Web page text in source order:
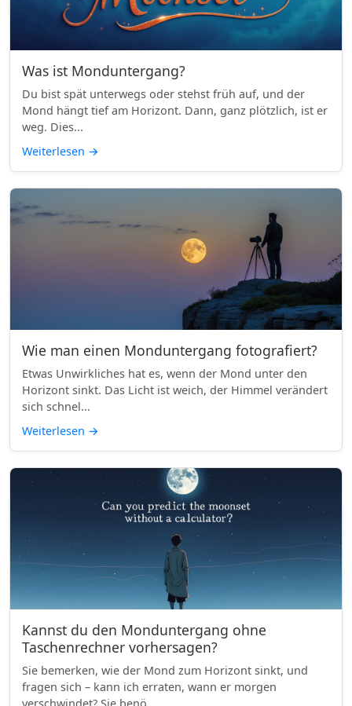
Was ist Monduntergang?
Du bist spät unterwegs oder stehst früh auf, und der
Mond hängt tief am Horizont. Dann, ganz plötzlich, ist er
weg. Dies...
Weiterlesen →
Wie man einen Monduntergang fotografiert?
Etwas Unwirkliches hat es, wenn der Mond unter den
Horizont sinkt. Das Licht ist weich, der Himmel verändert
sich schnel...
Weiterlesen →
Kannst du den Monduntergang ohne
Taschenrechner vorhersagen?
Sie bemerken, wie der Mond zum Horizont sinkt, und
fragen sich – kann ich erraten, wann er morgen